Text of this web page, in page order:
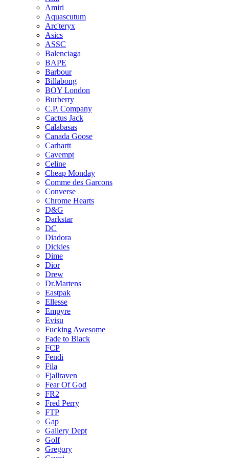
Amiri
Aquascutum
Arc'teryx
Asics
ASSC
Balenciaga
BAPE
Barbour
Billabong
BOY London
Burberry
C.P. Company
Cactus Jack
Calabasas
Canada Goose
Carhartt
Cavempt
Celine
Cheap Monday
Comme des Garcons
Converse
Chrome Hearts
D&G
Darkstar
DC
Diadora
Dickies
Dime
Dior
Drew
Dr.Martens
Eastpak
Ellesse
Empyre
Evisu
Fucking Awesome
Fade to Black
FCP
Fendi
Fila
Fjallraven
Fear Of God
FR2
Fred Perry
FTP
Gap
Gallery Dept
Golf
Gregory